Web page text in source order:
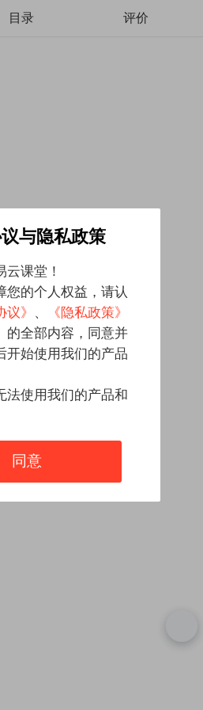
目录 评价
与隐私政策
云课堂！
您的个人权益，请认
议》 、
《隐私政策》
的全部内容，同意并
开始使用我们的产品
法使用我们的产品和
同意